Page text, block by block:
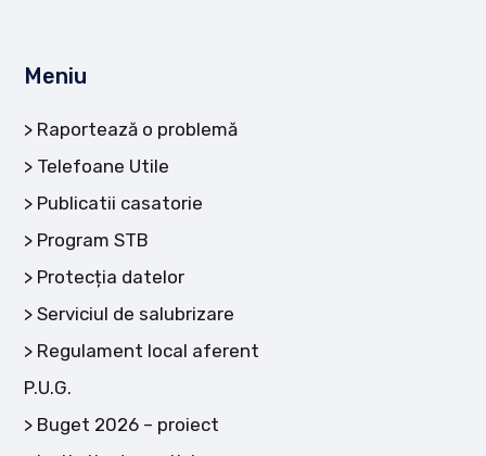
Meniu
Raportează o problemă
Telefoane Utile
Publicatii casatorie
Program STB
Protecția datelor
Serviciul de salubrizare
Regulament local aferent
P.U.G.
Buget 2026 – proiect